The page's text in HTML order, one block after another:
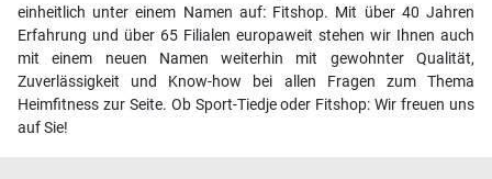
einheitlich unter einem Namen auf: Fitshop. Mit über 40 Jahren
Erfahrung und über 65 Filialen europaweit stehen wir Ihnen auch
mit einem neuen Namen weiterhin mit gewohnter Qualität,
Zuverlässigkeit und Know-how bei allen Fragen zum Thema
Heimfitness zur Seite. Ob Sport-Tiedje oder Fitshop: Wir freuen uns
auf Sie!